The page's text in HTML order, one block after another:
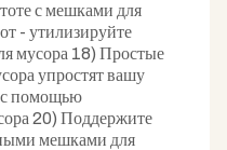
с мешками для
- утилизируйте
мусора 18) Простые
упростят вашу
с помощью
20) Поддержите
мешками для